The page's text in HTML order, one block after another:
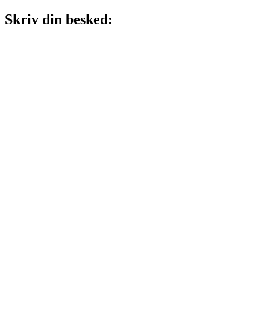
Skriv din besked: